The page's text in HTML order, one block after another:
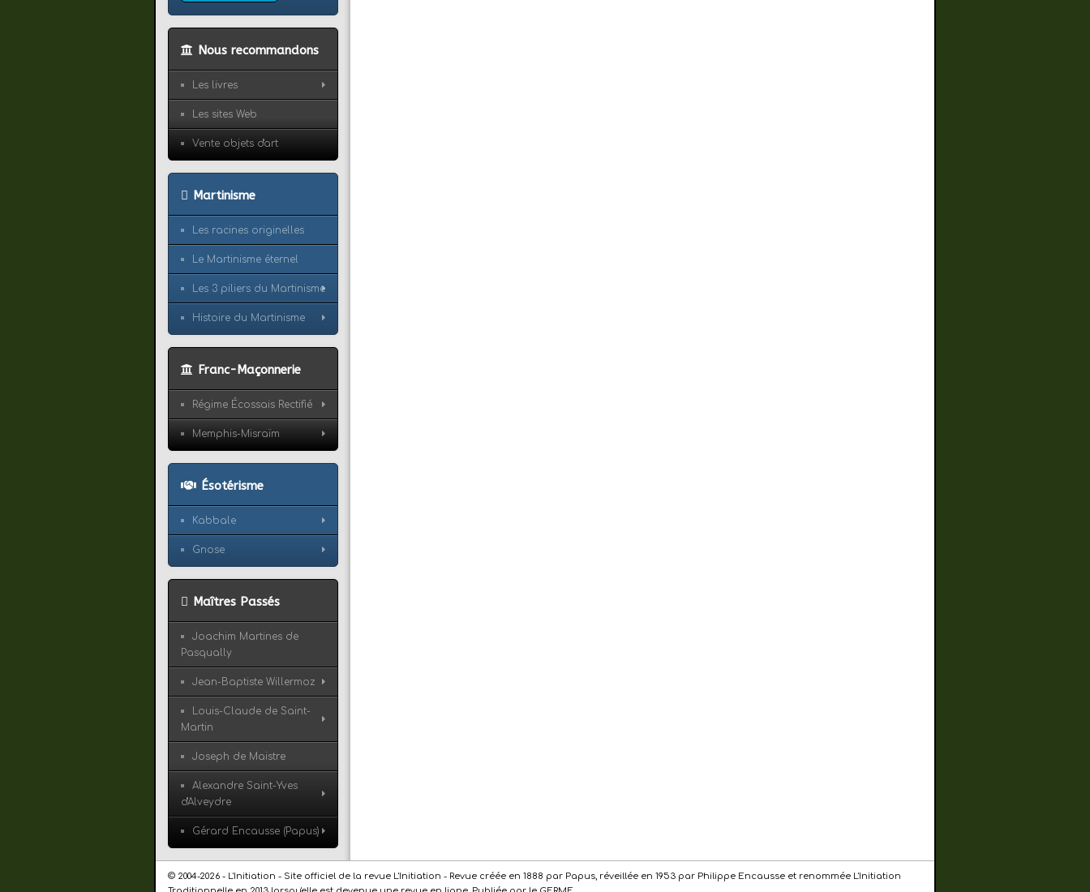
Nous recommandons
Les livres
Les sites Web
Vente objets d'art
Martinisme
Les racines originelles
Le Martinisme éternel
Les 3 piliers du Martinisme
Histoire du Martinisme
Franc-Maçonnerie
Régime Écossais Rectifié
Memphis-Misraïm
Ésotérisme
Kabbale
Gnose
Maîtres Passés
Joachim Martines de
Pasqually
Jean-Baptiste Willermoz
Louis-Claude de Saint-
Martin
Joseph de Maistre
Alexandre Saint-Yves
d'Alveydre
Gérard Encausse (Papus)
© 2004-2026 - L'Initiation - Site officiel de la revue L'Initiation - Revue créée en 1888 par Papus, réveillée en 1953 par Philippe Encausse et renommée L'Initiation